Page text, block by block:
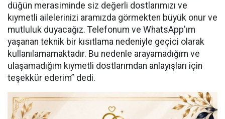
düğün merasiminde siz değerli dostlarımızı ve
kıymetli ailelerinizi aramızda görmekten büyük onur ve
mutluluk duyacağız. Telefonum ve WhatsApp'ım
yaşanan teknik bir kısıtlama nedeniyle geçici olarak
kullanılamamaktadır. Bu nedenle arayamadığım ve
ulaşamadığım kıymetli dostlarımdan anlayışları için
teşekkür ederim” dedi.